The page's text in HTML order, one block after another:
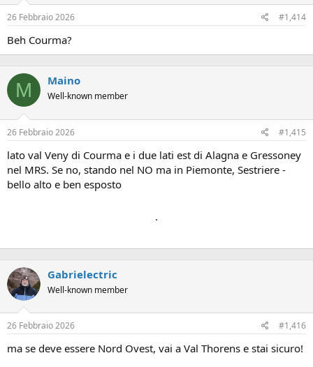
26 Febbraio 2026 #1,414
Beh Courma?
M Maino
Well-known member
26 Febbraio 2026 #1,415
lato val Veny di Courma e i due lati est di Alagna e Gressoney
nel MRS. Se no, stando nel NO ma in Piemonte, Sestriere -
bello alto e ben esposto
.
Gabrielectric
Well-known member
26 Febbraio 2026 #1,416
ma se deve essere Nord Ovest, vai a Val Thorens e stai sicuro!